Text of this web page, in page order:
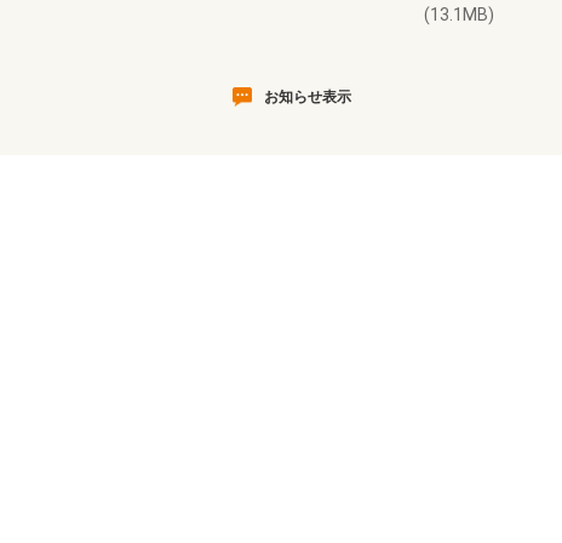
(13.1MB)
お知らせ表示